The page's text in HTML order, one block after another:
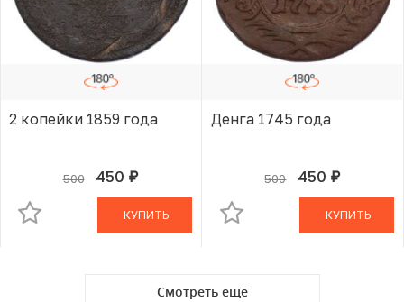
2 копейки 1859 года
500 450 руб.
В КОРЗИНЕ
КУПИТЬ
Денга 1745 года
500 450 руб.
В КОРЗИНЕ
КУПИТЬ
Смотреть ещё